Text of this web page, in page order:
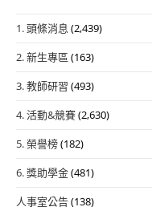
1. 頭條消息 (2,439)
2. 新生專區 (163)
3. 教師研習 (493)
4. 活動&競賽(2,630)
5. 榮譽榜(182)
6. 獎助學金(481)
人事室公告(138)